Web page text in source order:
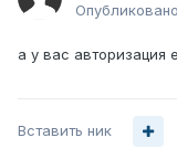
Опубликовано
а у вас авторизация
Вставить ник